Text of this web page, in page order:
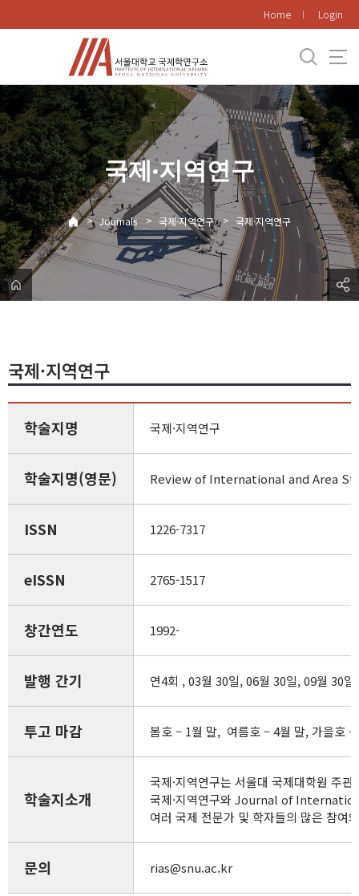
로
메
뉴
Home Login
국제·지역연구
> Journals > 국제·지역연구 > 국제·지역연구
국제·지역연구
학술지명 국제·지역연구
학술지명(영문) Review of International and Area
ISSN 1226-7317
eISSN 2765-1517
창간연도 1992-
발행 간기 연4회 , 03월 30일, 06월 30일, 09월 30
투고 마감 봄호 – 1월 말, 여름호 – 4월 말, 가을호
학술지소개
국제·지역연구는 서울대 국제대학원 주
국제·지역연구와 Journal of
여러 국제 전문가 및 학자들의 많은 참여
문의 rias@snu.ac.kr